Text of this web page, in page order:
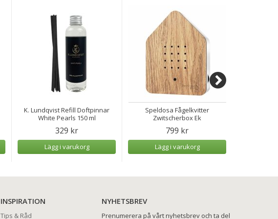
K. Lundqvist Refill Doftpinnar
White Pearls 150 ml
329 kr
Lägg i varukorg
Speldosa Fågelkvitter
Zwitscherbox Ek
799 kr
Lägg i varukorg
INSPIRATION
Tips & Råd
NYHETSBREV
Prenumerera på vårt nyhetsbrev och ta del